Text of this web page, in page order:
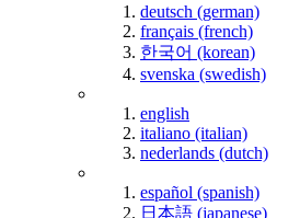
deutsch (german)
français (french)
한국어 (korean)
svenska (swedish)
english
italiano (italian)
nederlands (dutch)
español (spanish)
日本語 (japanese)